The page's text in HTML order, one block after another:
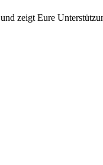
und zeigt Eure